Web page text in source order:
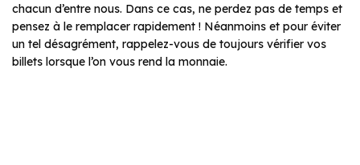
chacun d’entre nous. Dans ce cas, ne perdez pas de temps et
pensez à le remplacer rapidement ! Néanmoins et pour éviter
un tel désagrément, rappelez-vous de toujours vérifier vos
billets lorsque l’on vous rend la monnaie.